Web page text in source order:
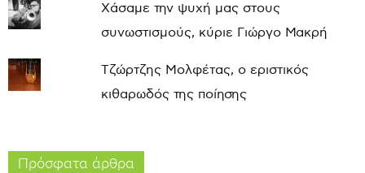
Χάσαμε την ψυχή μας στους
συνωστισμούς, κύριε Γιώργο Μακρή
Τζώρτζης Μολφέτας, ο εριστικός
κιθαρωδός της ποίησης
Πρόσφατα άρθρα